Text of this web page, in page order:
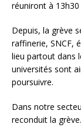
réuniront à
Depuis, la grève
raffinerie, SNCF,
lieu partout dans
universités sont
poursuivre.
Dans notre
reconduit la grève.